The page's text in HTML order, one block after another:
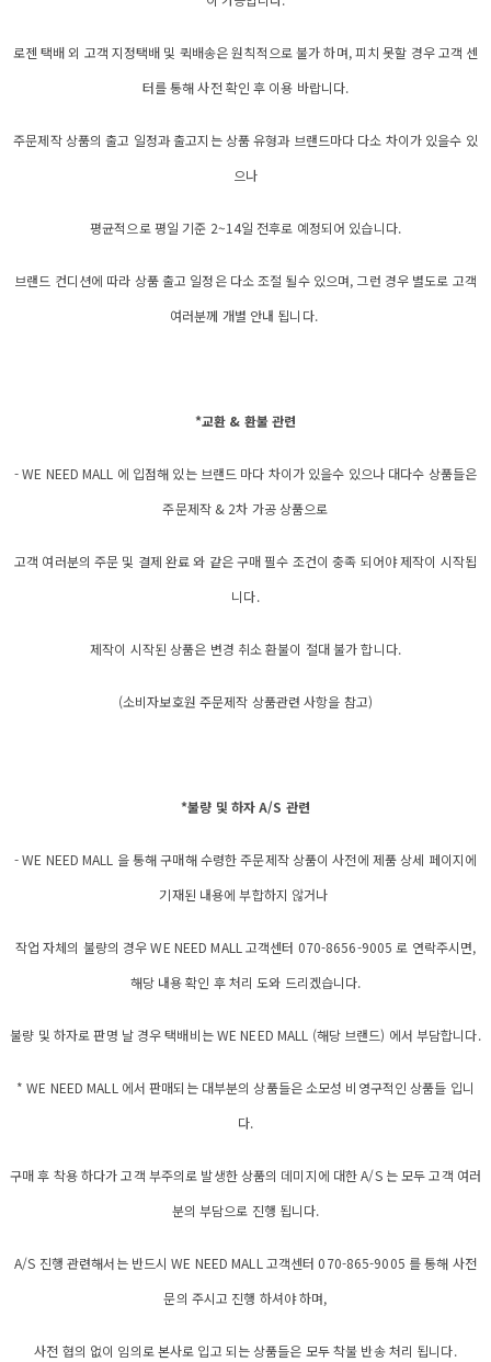
로젠 택배 외 고객 지정택배 및 퀵배송은 원칙적으로 불가 하며, 피치 못할 경우 고객 센
터를 통해 사전 확인 후 이용 바랍니다.
주문제작 상품의 출고 일정과 출고지는 상품 유형과 브랜드마다 다소 차이가 있을수 있
으나
평균적으로 평일 기준 2~14일 전후로 예정되어 있습니다.
브랜드 컨디션에 따라 상품 출고 일정은 다소 조절 될수 있으며, 그런 경우 별도로 고객
여러분께 개별 안내 됩니다.
*교환 & 환불 관련
- WE NEED MALL 에 입점해 있는 브랜드 마다 차이가 있을수 있으나 대다수 상품들은
주문제작 & 2차 가공 상품으로
고객 여러분의 주문 및 결제 완료 와 같은 구매 필수 조건이 충족 되어야 제작이 시작됩
니다.
제작이 시작된 상품은 변경 취소 환불이 절대 불가 합니다.
(소비자보호원 주문제작 상품관련 사항을 참고)
*불량 및 하자 A/S 관련
- WE NEED MALL 을 통해 구매해 수령한 주문제작 상품이 사전에 제품 상세 페이지에
기재된 내용에 부합하지 않거나
작업 자체의 불량의 경우 WE NEED MALL 고객센터 070-8656-9005 로 연락주시면,
해당 내용 확인 후 처리 도와 드리겠습니다.
불량 및 하자로 판명 날 경우 택배비는 WE NEED MALL (해당 브랜드) 에서 부담합니다.
* WE NEED MALL 에서 판매되는 대부분의 상품들은 소모성 비영구적인 상품들 입니
다.
구매 후 착용 하다가 고객 부주의로 발생한 상품의 데미지에 대한 A/S 는 모두 고객 여러
분의 부담으로 진행 됩니다.
A/S 진행 관련해서는 반드시 WE NEED MALL 고객센터 070-865-9005 를 통해 사전
문의 주시고 진행 하셔야 하며,
사전 협의 없이 임의로 본사로 입고 되는 상품들은 모두 착불 반송 처리 됩니다.